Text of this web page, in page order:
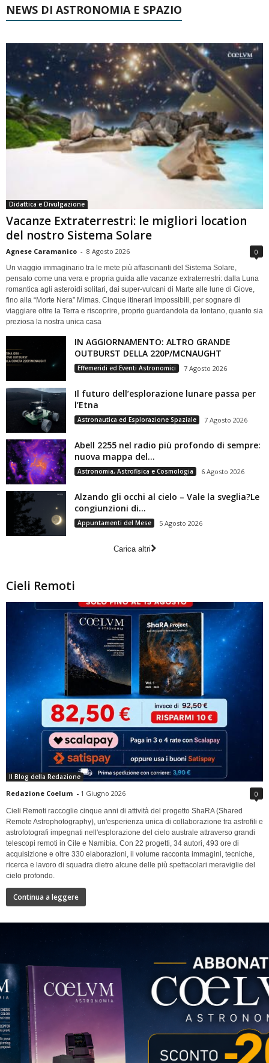
NEWS DI ASTRONOMIA E SPAZIO
Didattica e Divulgazione
Vacanze Extraterrestri: le migliori location
del nostro Sistema Solare
Agnese Caramanico - 8 Agosto 2026 0
Un viaggio immaginario tra le mete più affascinanti del Sistema Solare,
pensato come una vera e propria guida alle vacanze extraterrestri: dalla Luna
romantica agli asteroidi solitari, dai super-vulcani di Marte alle lune di Giove,
fino alla “Morte Nera” Mimas. Cinque itinerari impossibili, per sognare di
viaggiare oltre la Terra e riscoprire, proprio guardandola da lontano, quanto sia
preziosa la nostra unica casa
IN AGGIORNAMENTO: ALTRO GRANDE
OUTBURST DELLA 220P/MCNAUGHT
Effemeridi ed Eventi Astronomici 7 Agosto 2026
Il futuro dell’esplorazione lunare passa per
l’Etna
Astronautica ed Esplorazione Spaziale 7 Agosto 2026
Abell 2255 nel radio più profondo di sempre:
nuova mappa del...
Astronomia, Astrofisica e Cosmologia 6 Agosto 2026
Alzando gli occhi al cielo – Vale la sveglia?Le
congiunzioni di...
Appuntamenti del Mese 5 Agosto 2026
Carica altri
Cieli Remoti
Il Blog della Redazione
Redazione Coelum - 1 Giugno 2026 0
Cieli Remoti raccoglie cinque anni di attività del progetto ShaRA (Shared
Remote Astrophotography), un'esperienza unica di collaborazione tra astrofili e
astrofotografi impegnati nell'esplorazione del cielo australe attraverso grandi
telescopi remoti in Cile e Namibia. Con 22 progetti, 34 autori, 493 ore di
acquisizione e oltre 330 elaborazioni, il volume racconta immagini, tecniche,
ricerca e lavoro di squadra dietro alcune delle più spettacolari meraviglie del
cielo profondo.
Continua a leggere